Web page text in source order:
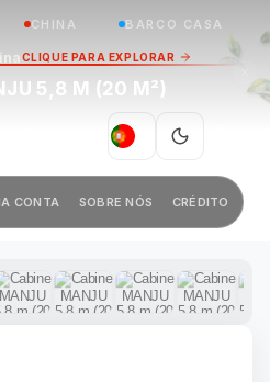
CHINA BARCO CASA
PT
CONTA SOBRE NÓS CRÉDITO
5,8 M (20 M²)
1 / 14
CLIQUE PARA EXPLORAR